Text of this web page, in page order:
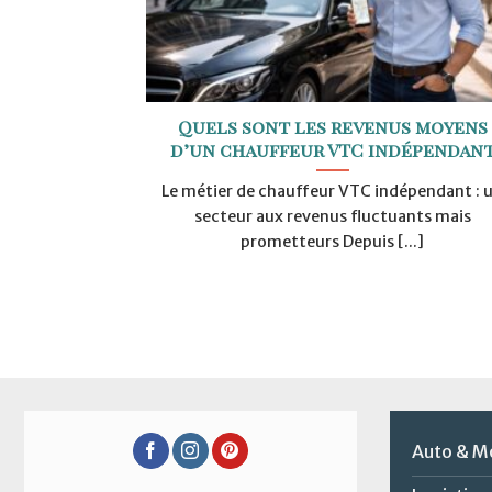
Quels sont les revenus moyens
d’un chauffeur VTC
Le métier de chauffeur VTC indépendant :
secteur aux revenus fluctuants mais
prometteurs Depuis [...]
Auto &